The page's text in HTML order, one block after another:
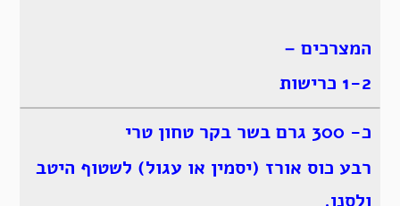
המצרכים –
1-2 כרישות
כ- 300 גרם בשר בקר טחון טרי
רבע כוס אורז (יסמין או עגול) לשטוף היטב
ולסנן.